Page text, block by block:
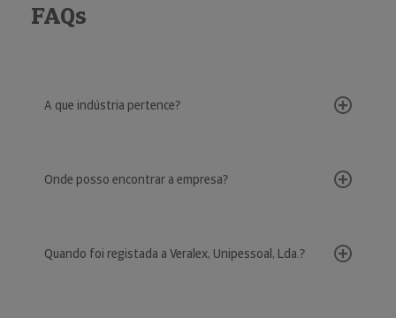
FAQs
A que indústria pertence?
Onde posso encontrar a empresa?
Quando foi registada a Veralex, Unipessoal, Lda.?